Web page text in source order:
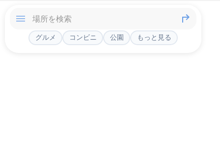
グルメ コンビニ 公園 もっと見る